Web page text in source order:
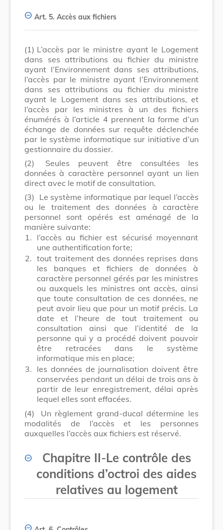
Art. 5. Accès aux fichiers
(1) L’accès par le ministre ayant le Logement
dans ses attributions au fichier du ministre
ayant l’Environnement dans ses attributions,
l’accès par le ministre ayant l’Environnement
dans ses attributions au fichier du ministre
ayant le Logement dans ses attributions, et
l’accès par les ministres à un des fichiers
énumérés à l’article 4 prennent la forme d’un
échange de données sur requête déclenchée
par le système informatique sur initiative d’un
gestionnaire du dossier.
(2)
Seules peuvent être consultées les
données à caractère personnel ayant un lien
direct avec le motif de consultation.
(3) Le système informatique par lequel l’accès
ou le traitement des données à caractère
personnel sont opérés est aménagé de la
manière suivante:
1. l’accès au fichier est sécurisé moyennant
une authentification forte;
2. tout traitement des données reprises dans
les banques et fichiers de données à
caractère personnel gérés par les ministres
ou auxquels les ministres ont accès, ainsi
que toute consultation de ces données, ne
peut avoir lieu que pour un motif précis. La
date et l’heure de tout traitement ou
consultation ainsi que l’identité de la
personne qui y a procédé doivent pouvoir
être retracées dans le système
informatique mis en place;
3. les données de journalisation doivent être
conservées pendant un délai de trois ans à
partir de leur enregistrement, délai après
lequel elles sont effacées.
(4)
Un règlement grand-ducal détermine les
modalités de l’accès et les personnes
auxquelles l’accès aux fichiers est réservé.
Chapitre II-Le contrôle des
conditions d’octroi des aides
relatives au logement